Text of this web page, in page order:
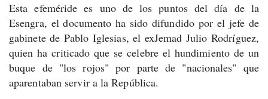
Esta efeméride es uno de los puntos del día de la
Esengra, el documento ha sido difundido por el jefe de
gabinete de Pablo Iglesias, el exJemad Julio Rodríguez,
quien ha criticado que se celebre el hundimiento de un
buque de "los rojos" por parte de "nacionales" que
aparentaban servir a la República.